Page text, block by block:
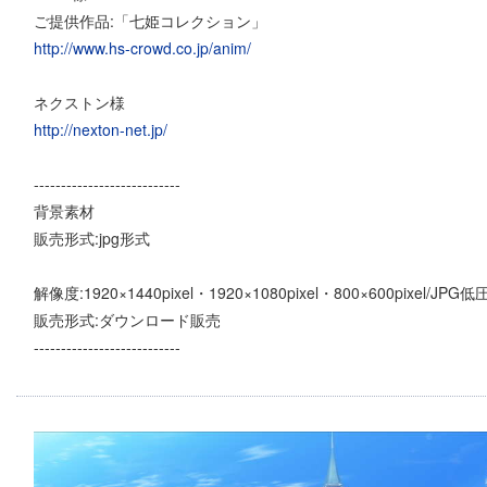
ご提供作品:「七姫コレクション」
http://www.hs-crowd.co.jp/anim/
ネクストン様
http://nexton-net.jp/
---------------------------
背景素材
販売形式:jpg形式
解像度:1920×1440pixel・1920×1080pixel・800×600pixel/JPG低
販売形式:ダウンロード販売
---------------------------